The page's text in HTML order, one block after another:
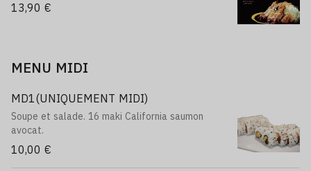
13,90 €
MENU MIDI
MD1(UNIQUEMENT MIDI)
Soupe et salade. 16 maki California saumon
avocat.
10,00 €